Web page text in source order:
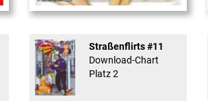
18 And Confused #8 - ...
Straßenflirts #11
Download-Chart
Platz 2